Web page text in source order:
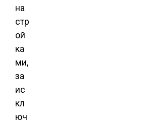
на
стр
ой
ка
ми,
за
ис
кл
юч